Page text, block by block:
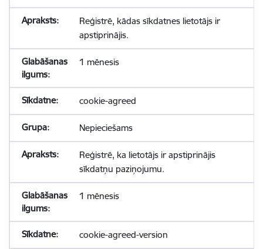
Reģistrē, kādas sīkdatnes lietotājs ir
apstiprinājis.
1 mēnesis
cookie-agreed
Nepieciešams
Reģistrē, ka lietotājs ir apstiprinājis
sīkdatņu paziņojumu.
1 mēnesis
cookie-agreed-version